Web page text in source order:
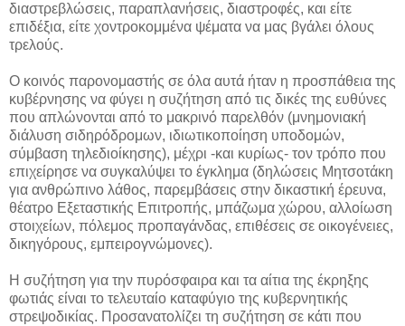
διαστρεβλώσεις, παραπλανήσεις, διαστροφές, και είτε
επιδέξια, είτε χοντροκομμένα ψέματα να μας βγάλει όλους
τρελούς.
Ο κοινός παρονομαστής σε όλα αυτά ήταν η προσπάθεια της
κυβέρνησης να φύγει η συζήτηση από τις δικές της ευθύνες
που απλώνονται από το μακρινό παρελθόν (μνημονιακή
διάλυση σιδηρόδρομων, ιδιωτικοποίηση υποδομών,
σύμβαση τηλεδιοίκησης), μέχρι -και κυρίως- τον τρόπο που
επιχείρησε να συγκαλύψει το έγκλημα (δηλώσεις Μητσοτάκη
για ανθρώπινο λάθος, παρεμβάσεις στην δικαστική έρευνα,
θέατρο Εξεταστικής Επιτροπής, μπάζωμα χώρου, αλλοίωση
στοιχείων, πόλεμος προπαγάνδας, επιθέσεις σε οικογένειες,
δικηγόρους, εμπειρογνώμονες).
Η συζήτηση για την πυρόσφαιρα και τα αίτια της έκρηξης
φωτιάς είναι το τελευταίο καταφύγιο της κυβερνητικής
στρεψοδικίας. Προσανατολίζει τη συζήτηση σε κάτι που